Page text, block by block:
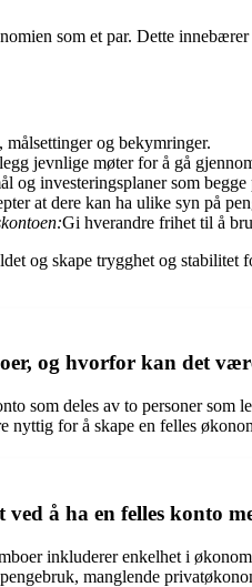
som et par. Dette
og bekymringer.
jevnlige møter for å gå
og investeringsplaner som
at dere kan ha ulike syn på
Gi hverandre frihet til å
og skape trygghet og
og hvorfor kan det
som deles av to personer
for å skape en felles
å ha en felles konto
inkluderer enkelhet i
manglende